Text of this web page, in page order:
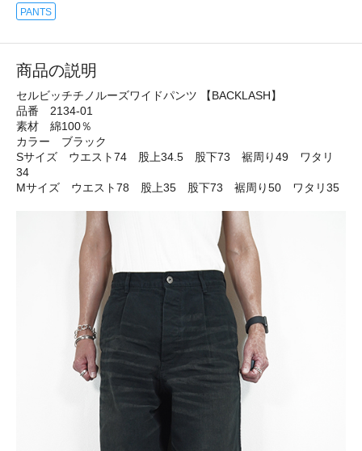
PANTS
商品の説明
セルビッチチノルーズワイドパンツ 【BACKLASH】
品番 2134-01
素材 綿100％
カラー ブラック
Sサイズ ウエスト74 股上34.5 股下73 裾周り49 ワタリ
34
Mサイズ ウエスト78 股上35 股下73 裾周り50 ワタリ35